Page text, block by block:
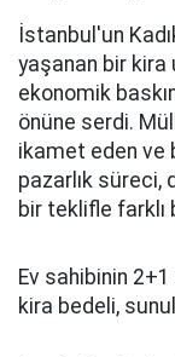
İstanbul'un
yaşanan bir kira
ekonomik
önüne serdi.
ikamet eden ve
pazarlık süreci,
bir teklifle farklı
Ev sahibinin
kira bedeli,